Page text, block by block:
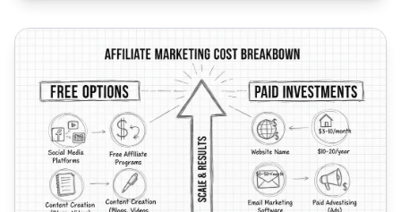
Costi del Marketing di Affiliazione nel 2025: Guida